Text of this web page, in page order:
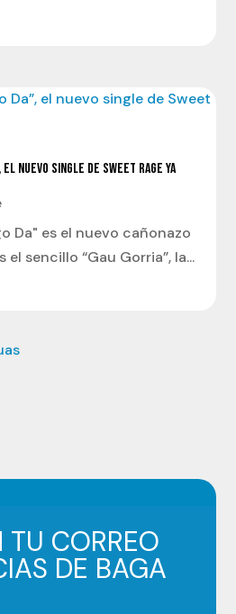
NUEVO SINGLE DE SWEET RAGE YA
Da" es el nuevo cañonazo
el sencillo “Gau Gorria”, la...
TU CORREO
DE BAGA